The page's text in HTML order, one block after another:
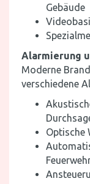
Gebäude
Alarmierung
Moderne
verschiedene
Optische